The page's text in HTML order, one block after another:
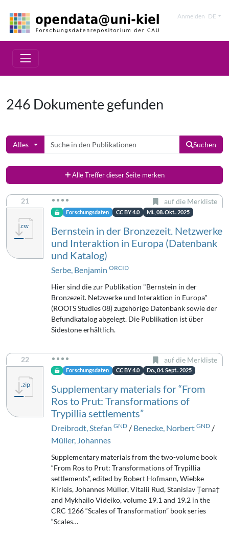
Anmelden DE
246 Dokumente gefunden
Alles Suchen
Alle Treffer dieser Seite merken
21 auf die Merkliste
Forschungsdaten CC BY 4.0 Mi., 08. Okt.. 2025
Bernstein in der Bronzezeit. Netzwerke
und Interaktion in Europa (Datenbank
und Katalog)
Serbe, Benjamin ORCID
Hier sind die zur Publikation "Bernstein in der
Bronzezeit. Netzwerke und Interaktion in Europa"
(ROOTS Studies 08) zugehörige Datenbank sowie der
Befundkatalog abgelegt. Die Publikation ist über
Sidestone erhältlich.
22 auf die Merkliste
Forschungsdaten CC BY 4.0 Do., 04. Sept.. 2025
Supplementary materials for “From
Ros to Prut: Transformations of
Trypillia settlements”
Dreibrodt, Stefan GND / Benecke, Norbert GND /
Müller, Johannes
Supplementary materials from the two-volume book
“From Ros to Prut: Transformations of Trypillia
settlements”, edited by Robert Hofmann, Wiebke
Kirleis, Johannes Müller, Vitalii Rud, Stanislav Țerna†
and Mykhailo Videiko, volume 19.1 and 19.2 in the
CRC 1266 “Scales of Transformation” book series
“Scales…